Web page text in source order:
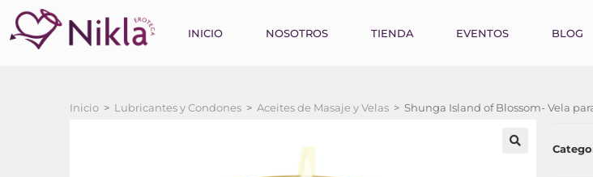
INICIO NOSOTROS TIENDA EVENTOS BLOG
Inicio > Lubricantes y Condones > Aceites de Masaje y Velas > Shunga Island of Blossom- Vela